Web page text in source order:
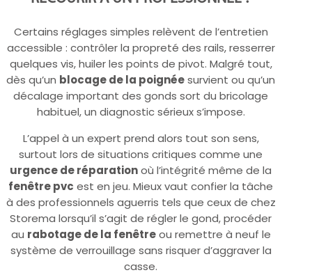
Certains réglages simples relèvent de l’entretien
accessible : contrôler la propreté des rails, resserrer
quelques vis, huiler les points de pivot. Malgré tout,
dès qu’un blocage de la poignéesurvient ou qu’un
décalage important des gonds sort du bricolage
habituel, un diagnostic sérieux s’impose.
L’appel à un expert prend alors tout son sens,
surtout lors de situations critiques comme une
urgence de réparationoù l’intégrité même de la
fenêtre pvc est en jeu. Mieux vaut confier la tâche
à des professionnels aguerris tels que ceux de chez
Storema lorsqu’il s’agit de régler le gond, procéder
au rabotage de la fenêtreou remettre à neuf le
système de verrouillage sans risquer d’aggraver la
casse.